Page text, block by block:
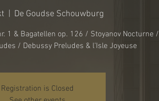
  |
De Goudse Schouwburg
1 & Bagatellen op. 126 / Stoyanov Nocturne /
/ Debussy Preludes & l’Isle Joyeuse
Registration is Closed